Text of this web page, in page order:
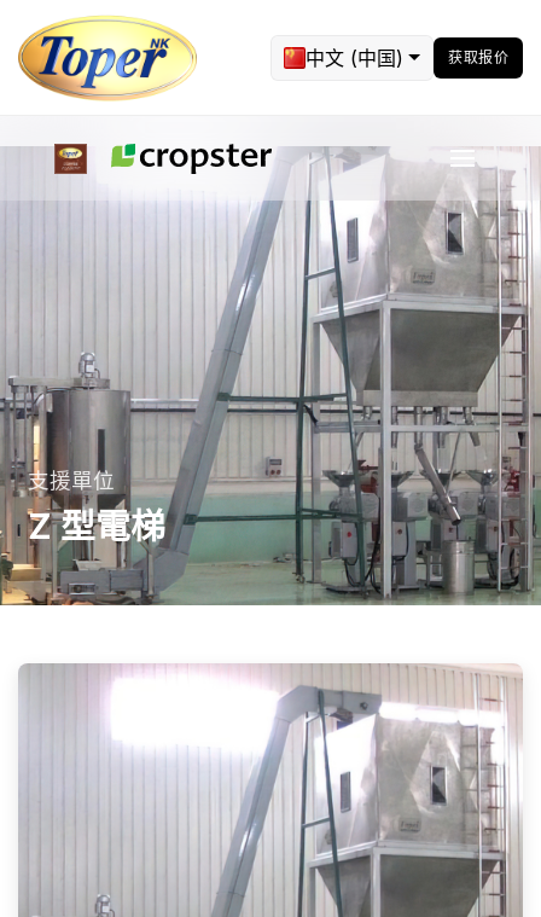
中文 (中国) 获取报价
支援單位
Z 型電梯